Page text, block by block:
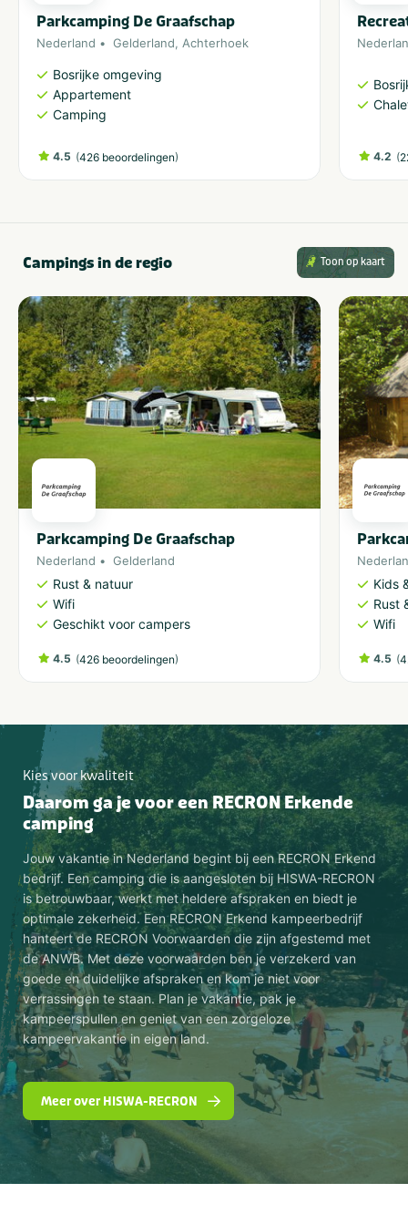
Parkcamping De Graafschap
Nederland Gelderland, Achterhoek
Bosrijke omgeving
Appartement
Camping
4.5 (426 beoordelingen) 4.2 (
Campings in de regio Toon op kaart
Parkcamping De Graafschap
Nederland Gelderland
Rust & natuur
Wifi
Geschikt voor campers
4.5 (426 beoordelingen)
Kids
Rust
Wifi
4.5 (
Kies voor kwaliteit
Daarom ga je voor een RECRON Erkende
camping
Jouw vakantie in Nederland begint bij een RECRON Erkend
bedrijf. Een camping die is aangesloten bij HISWA-RECRON
is betrouwbaar, werkt met heldere afspraken en biedt je
optimale zekerheid. Een RECRON Erkend kampeerbedrijf
hanteert de RECRON Voorwaarden die zijn afgestemd met
de ANWB. Met deze voorwaarden ben je verzekerd van
goede en duidelijke afspraken en kom je niet voor
verrassingen te staan. Plan je vakantie, pak je
kampeerspullen en geniet van een zorgeloze
kampeervakantie in eigen land.
Meer over HISWA-RECRON